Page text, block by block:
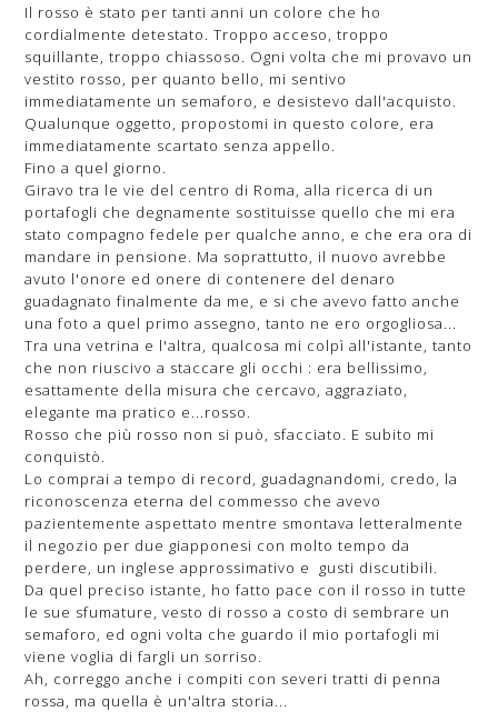
Il rosso è stato per tanti anni un colore che ho
cordialmente detestato. Troppo acceso, troppo
squillante, troppo chiassoso. Ogni volta che mi provavo un
vestito rosso, per quanto bello, mi sentivo
immediatamente un semaforo, e desistevo dall'acquisto.
Qualunque oggetto, propostomi in questo colore, era
immediatamente scartato senza appello.
Fino a quel giorno.
Giravo tra le vie del centro di Roma, alla ricerca di un
portafogli che degnamente sostituisse quello che mi era
stato compagno fedele per qualche anno, e che era ora di
mandare in pensione. Ma soprattutto, il nuovo avrebbe
avuto l'onore ed onere di contenere del denaro
guadagnato finalmente da me, e si che avevo fatto anche
una foto a quel primo assegno, tanto ne ero orgogliosa...
Tra una vetrina e l'altra, qualcosa mi colpì all'istante, tanto
che non riuscivo a staccare gli occhi : era bellissimo,
esattamente della misura che cercavo, aggraziato,
elegante ma pratico e...rosso.
Rosso che più rosso non si può, sfacciato. E subito mi
conquistò.
Lo comprai a tempo di record, guadagnandomi, credo, la
riconoscenza eterna del commesso che avevo
pazientemente aspettato mentre smontava letteralmente
il negozio per due giapponesi con molto tempo da
perdere, un inglese approssimativo e gusti discutibili.
Da quel preciso istante, ho fatto pace con il rosso in tutte
le sue sfumature, vesto di rosso a costo di sembrare un
semaforo, ed ogni volta che guardo il mio portafogli mi
viene voglia di fargli un sorriso.
Ah, correggo anche i compiti con severi tratti di penna
rossa, ma quella è un'altra storia...